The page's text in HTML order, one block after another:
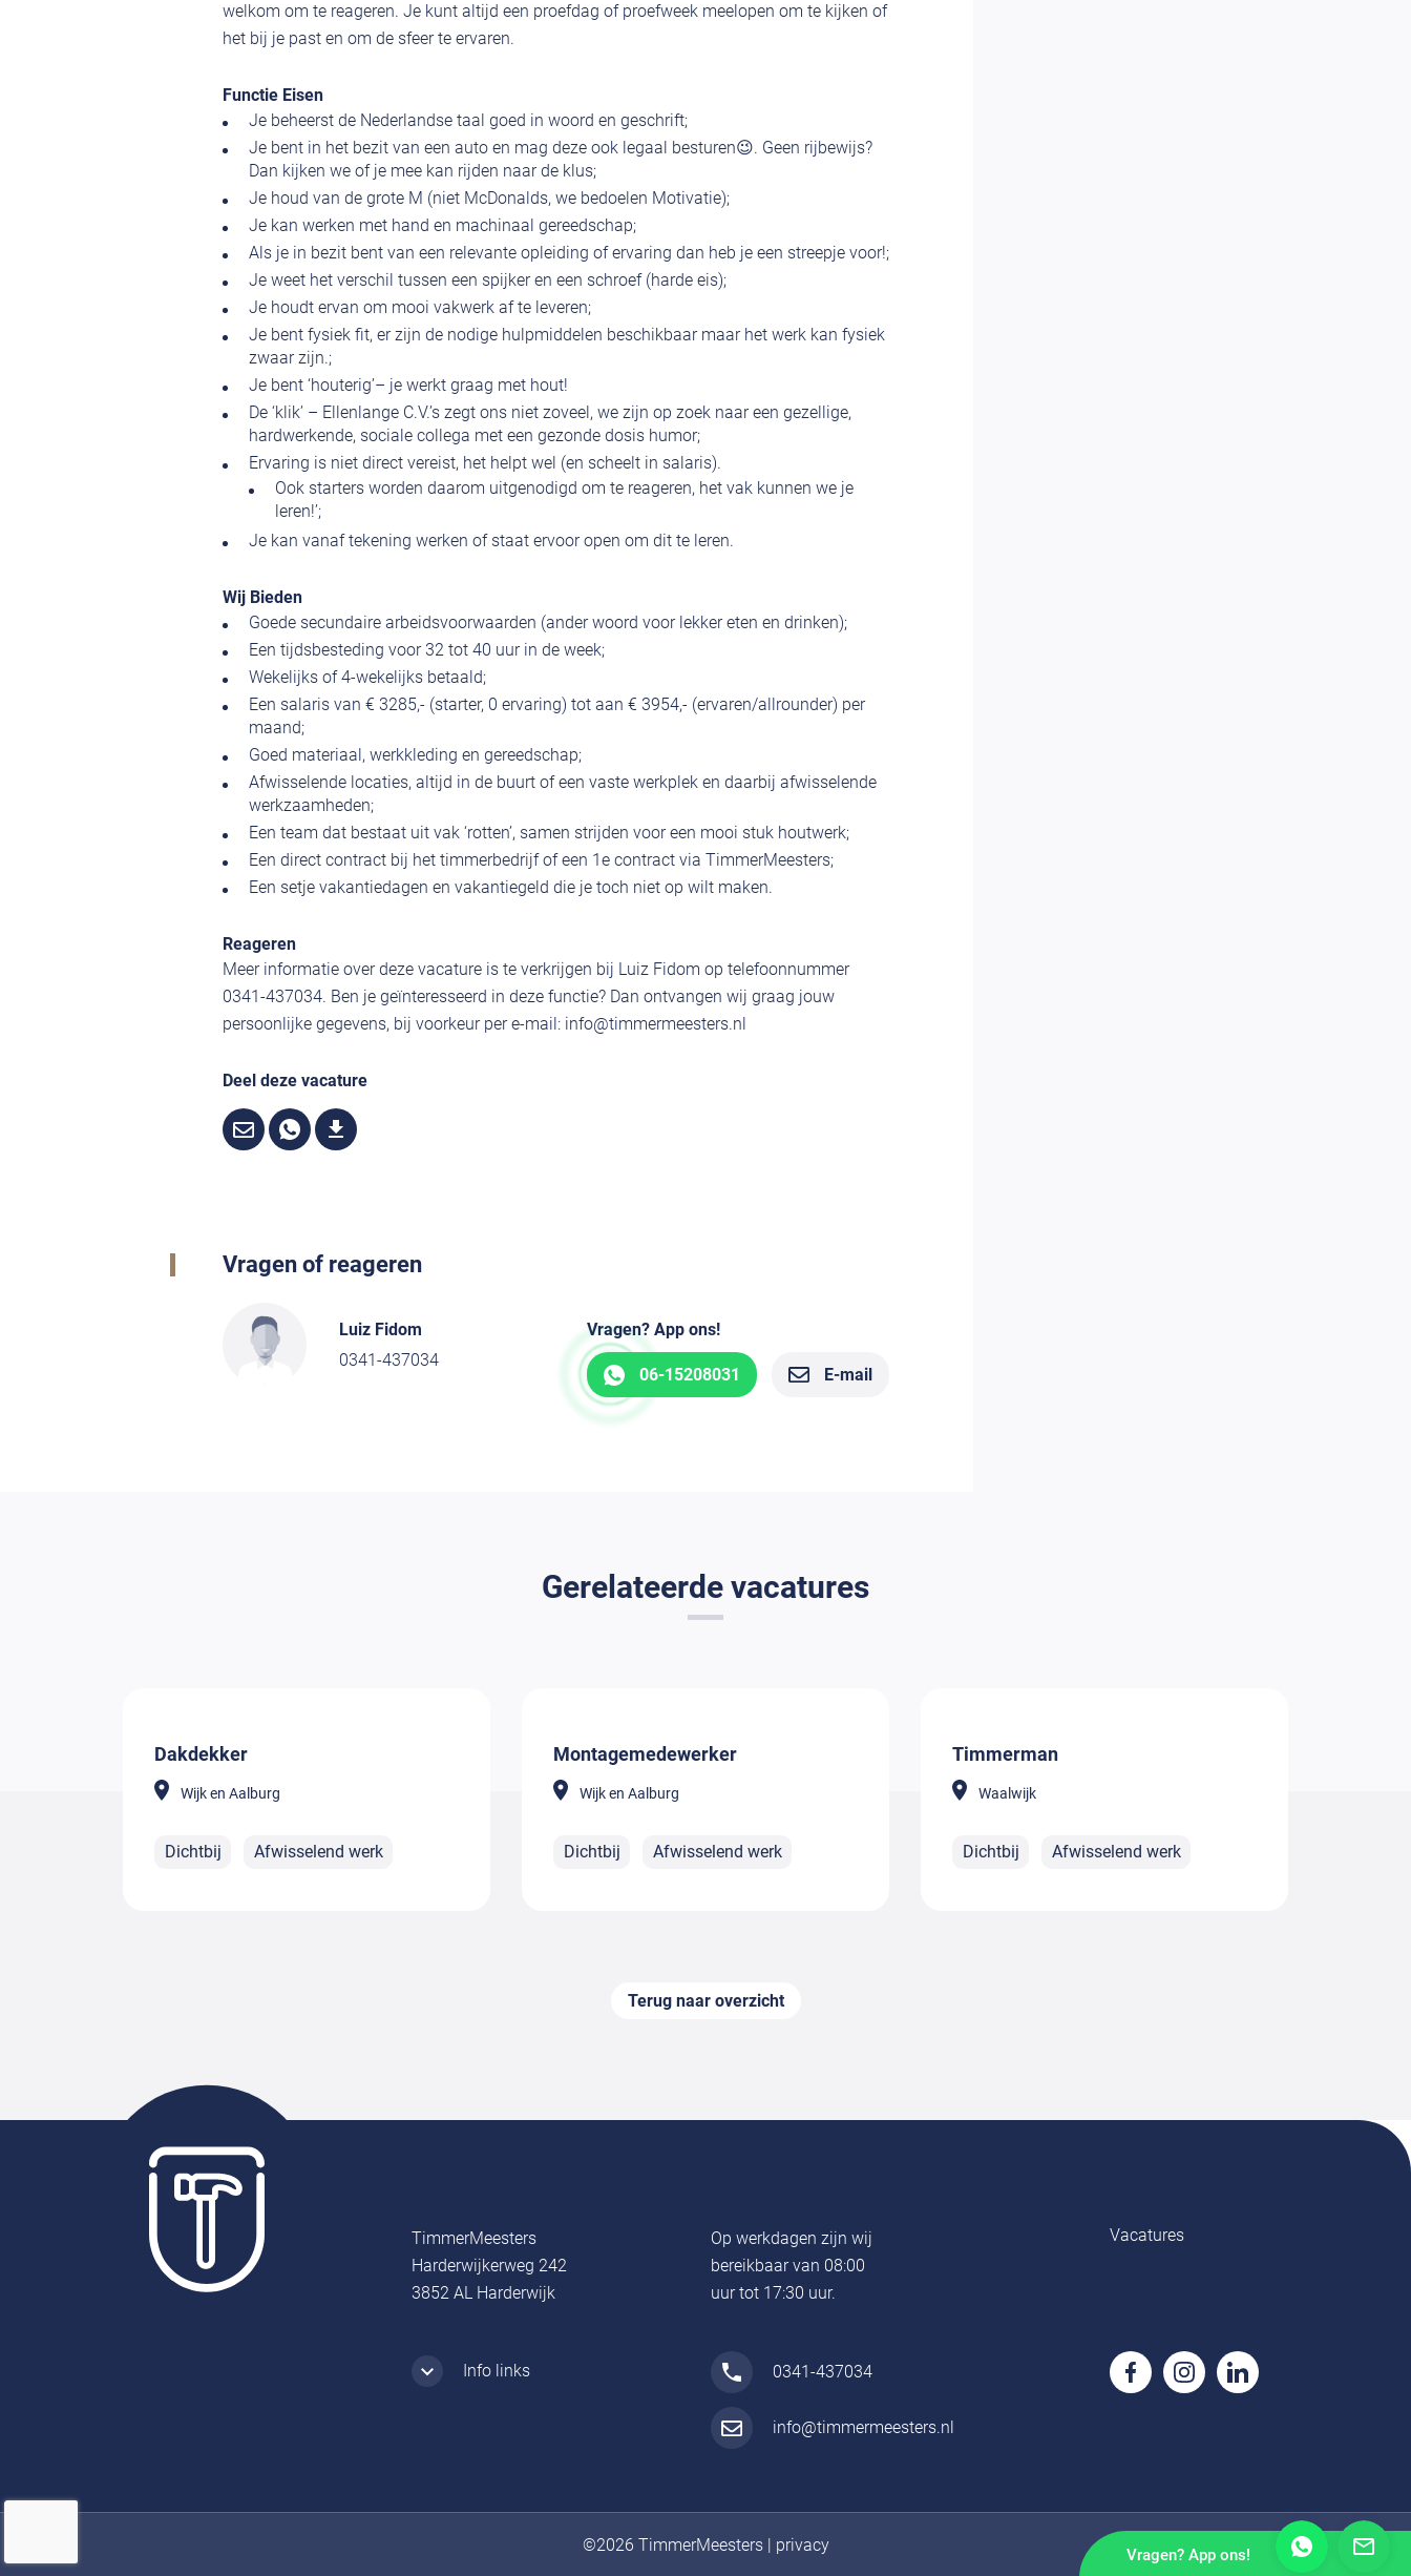
welkom om te reageren. Je kunt altijd een proefdag of proefweek meelopen om te kijken of
het bij je past en om de sfeer te ervaren.
Functie Eisen
Je beheerst de Nederlandse taal goed in woord en geschrift;
Je bent in het bezit van een auto en mag deze ook legaal besturen😉. Geen rijbewijs?
Dan kijken we of je mee kan rijden naar de klus;
Je houd van de grote M (niet McDonalds, we bedoelen Motivatie);
Je kan werken met hand en machinaal gereedschap;
Als je in bezit bent van een relevante opleiding of ervaring dan heb je een streepje voor!;
Je weet het verschil tussen een spijker en een schroef (harde eis);
Je houdt ervan om mooi vakwerk af te leveren;
Je bent fysiek fit, er zijn de nodige hulpmiddelen beschikbaar maar het werk kan fysiek
zwaar zijn.;
Je bent ‘houterig’– je werkt graag met hout!
De ‘klik’ – Ellenlange C.V.’s zegt ons niet zoveel, we zijn op zoek naar een gezellige,
hardwerkende, sociale collega met een gezonde dosis humor;
Ervaring is niet direct vereist, het helpt wel (en scheelt in salaris).
Ook starters worden daarom uitgenodigd om te reageren, het vak kunnen we je
leren!’;
Je kan vanaf tekening werken of staat ervoor open om dit te leren.
Wij Bieden
Goede secundaire arbeidsvoorwaarden (ander woord voor lekker eten en drinken);
Een tijdsbesteding voor 32 tot 40 uur in de week;
Wekelijks of 4-wekelijks betaald;
Een salaris van € 3285,- (starter, 0 ervaring) tot aan € 3954,- (ervaren/allrounder) per
maand;
Goed materiaal, werkkleding en gereedschap;
Afwisselende locaties, altijd in de buurt of een vaste werkplek en daarbij afwisselende
werkzaamheden;
Een team dat bestaat uit vak ‘rotten’, samen strijden voor een mooi stuk houtwerk;
Een direct contract bij het timmerbedrijf of een 1e contract via TimmerMeesters;
Een setje vakantiedagen en vakantiegeld die je toch niet op wilt maken.
Reageren
Meer informatie over deze vacature is te verkrijgen bij Luiz Fidom op telefoonnummer
0341-437034. Ben je geïnteresseerd in deze functie? Dan ontvangen wij graag jouw
persoonlijke gegevens, bij voorkeur per e-mail: info@timmermeesters.nl
Deel deze vacature
Vragen of reageren
Luiz Fidom
0341-437034
Vragen? App ons!
06-15208031 E-mail
Gerelateerde vacatures
Dakdekker
Wijk en Aalburg
Dichtbij Afwisselend werk
Montagemedewerker
Wijk en Aalburg
Dichtbij Afwisselend werk
Timmerman
Waalwijk
Dichtbij Afwisselend werk
Terug naar overzicht
TimmerMeesters
Harderwijkerweg 242
3852 AL Harderwijk
Op werkdagen zijn wij
bereikbaar van 08:00
uur tot 17:30 uur.
Vacatures
Info links 0341-437034
info@timmermeesters.nl
©2026 TimmerMeesters| privacy Vragen? App ons!